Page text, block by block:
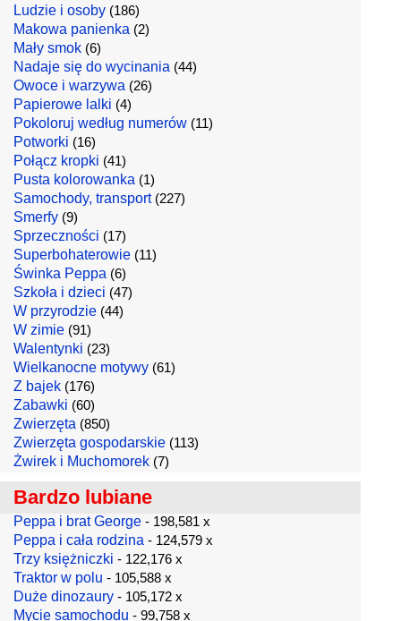
Ludzie i osoby (186)
Makowa panienka (2)
Mały smok (6)
Nadaje się do wycinania (44)
Owoce i warzywa (26)
Papierowe lalki (4)
Pokoloruj według numerów (11)
Potworki (16)
Połącz kropki (41)
Pusta kolorowanka (1)
Samochody, transport(227)
Smerfy (9)
Sprzeczności (17)
Superbohaterowie (11)
Świnka Peppa (6)
Szkoła i dzieci (47)
W przyrodzie (44)
W zimie (91)
Walentynki (23)
Wielkanocne motywy (61)
Z bajek (176)
Zabawki (60)
Zwierzęta (850)
Zwierzęta gospodarskie (113)
Żwirek i Muchomorek (7)
Bardzo lubiane
Peppa i brat George - 198,581 x
Peppa i cała rodzina - 124,579 x
Trzy księżniczki - 122,176 x
Traktor w polu - 105,588 x
Duże dinozaury - 105,172 x
Mycie samochodu - 99,758 x